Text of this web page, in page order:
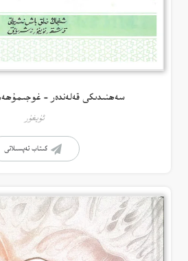
سەھنىدىكى قەلەندەر –
ئۇيغۇر
كىتاب تەپسىلاتى